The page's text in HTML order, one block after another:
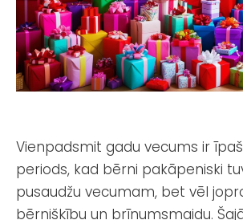
Vienpadsmit gadu vecums ir
periods, kad bērni pakāpeniski
pusaudžu vecumam, bet vēl
bērnišķību un brīnumsmaidu.